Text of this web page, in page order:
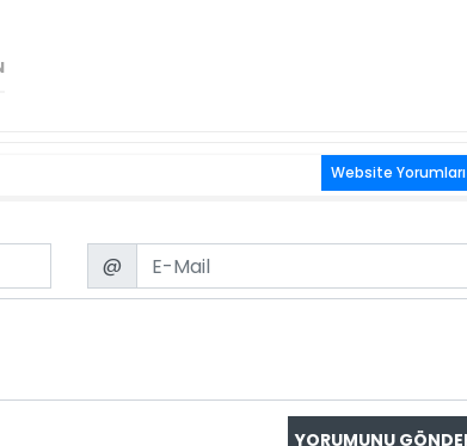
Website Yorumları
Email
@